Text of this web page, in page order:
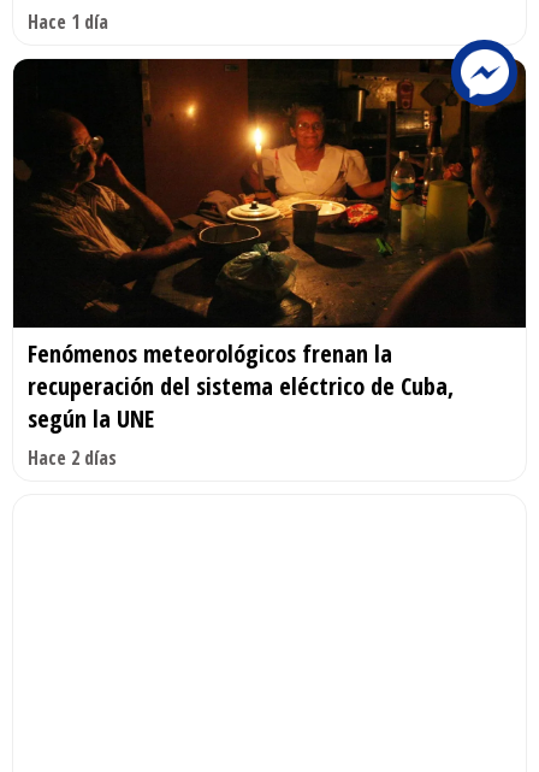
Hace 1 día
Fenómenos meteorológicos frenan la
recuperación del sistema eléctrico de Cuba,
según la UNE
Hace 2 días